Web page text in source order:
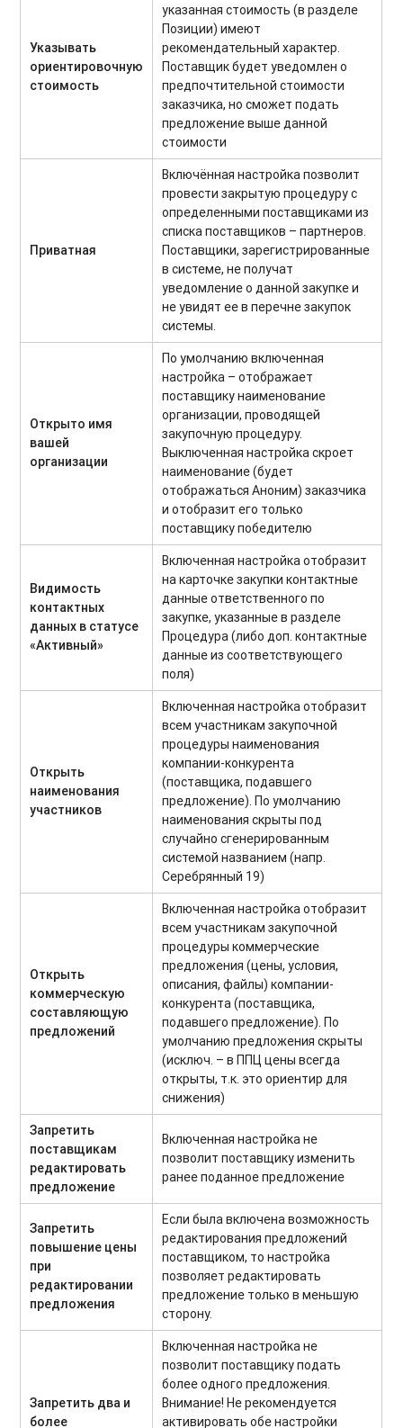
Указывать
ориентировочную
стоимость
указанная стоимость (в разделе
Позиции) имеют
рекомендательный характер.
Поставщик будет уведомлен о
предпочтительной стоимости
заказчика, но сможет подать
предложение выше данной
стоимости
Приватная
Включённая настройка позволит
провести закрытую процедуру с
определенными поставщиками из
списка поставщиков – партнеров.
Поставщики, зарегистрированные
в системе, не получат
уведомление о данной закупке и
не увидят ее в перечне закупок
системы.
Открыто имя
вашей
организации
По умолчанию включенная
настройка – отображает
поставщику наименование
организации, проводящей
закупочную процедуру.
Выключенная настройка скроет
наименование (будет
отображаться Аноним) заказчика
и отобразит его только
поставщику победителю
Видимость
контактных
данных в статусе
«Активный»
Включенная настройка отобразит
на карточке закупки контактные
данные ответственного по
закупке, указанные в разделе
Процедура (либо доп. контактные
данные из соответствующего
поля)
Открыть
наименования
участников
Включенная настройка отобразит
всем участникам закупочной
процедуры наименования
компании-конкурента
(поставщика, подавшего
предложение). По умолчанию
наименования скрыты под
случайно сгенерированным
системой названием (напр.
Серебрянный 19)
Открыть
коммерческую
составляющую
предложений
Включенная настройка отобразит
всем участникам закупочной
процедуры коммерческие
предложения (цены, условия,
описания, файлы) компании-
конкурента (поставщика,
подавшего предложение). По
умолчанию предложения скрыты
(исключ. – в ППЦ цены всегда
открыты, т.к. это ориентир для
снижения)
Запретить
поставщикам
редактировать
предложение
Включенная настройка не
позволит поставщику изменить
ранее поданное предложение
Запретить
повышение цены
при
редактировании
предложения
Если была включена возможность
редактирования предложений
поставщиком, то настройка
позволяет редактировать
предложение только в меньшую
сторону.
Запретить два и
более
Включенная настройка не
позволит поставщику подать
более одного предложения.
Внимание! Не рекомендуется
активировать обе настройки